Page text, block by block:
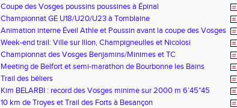
Coupe des Vosges poussins poussines à Épinal
Championnat GE U18/U20/U23 à Tomblaine
Animation interne Éveil Athle et Poussin avant la coupe des Vosges
👍
Week-end trail: Ville sur Illon, Champigneulles et Nicolosi
Championnat des Vosges Benjamins/Minimes et TC
Meeting de Belfort et semi-marathon de Bourbonne les Bains
Trail des béliers
Kim BELARBI : record des Vosges minime sur 2000 m 6’45"45
10 km de Troyes et Trail des Forts à Besançon